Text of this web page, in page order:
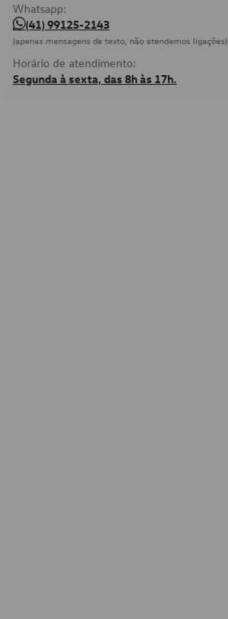
Whatsapp:
(41) 99125-2143
(apenas mensagens de texto, não atendemos ligações)
Horário de atendimento:
Segunda à sexta, das 8h às 17h.